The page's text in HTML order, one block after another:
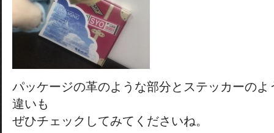
パッケージの革のような部分とステッカーの
違いも
ぜひチェックしてみてくださいね。